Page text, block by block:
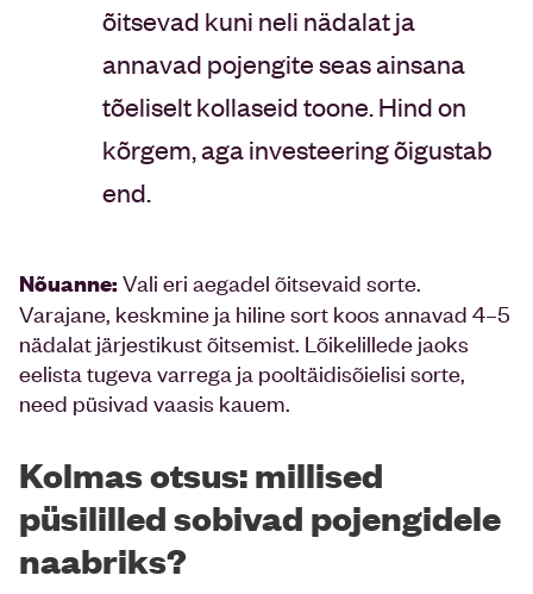
õitsevad kuni neli nädalat ja
annavad pojengite seas ainsana
tõeliselt kollaseid toone. Hind on
kõrgem, aga investeering õigustab
end.
Nõuanne: Vali eri aegadel õitsevaid sorte.
Varajane, keskmine ja hiline sort koos annavad 4–5
nädalat järjestikust õitsemist. Lõikelillede jaoks
eelista tugeva varrega ja pooltäidisõielisi sorte,
need püsivad vaasis kauem.
Kolmas otsus: millised
püsililled sobivad pojengidele
naabriks?